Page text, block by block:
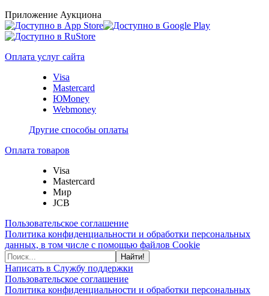
Приложение Аукциона
Оплата услуг сайта
Visa
Mastercard
ЮMoney
Webmoney
Другие способы оплаты
Оплата товаров
Visa
Mastercard
Мир
JCB
Пользовательское соглашение
Политика конфиденциальности и обработки персональных
данных, в том числе с помощью файлов Cookie
Найти!
Написать в Службу поддержки
Пользовательское соглашение
Политика конфиденциальности и обработки персональных